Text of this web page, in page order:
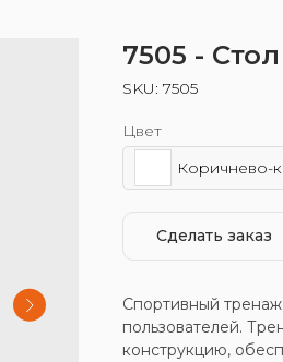
7505 -
SKU: 7505
Цвет
Коричнево-
Сделать заказ
Спортивный
пользователей.
конструкцию,